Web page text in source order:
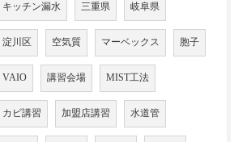
キッチン漏水 三重県 岐阜県
淀川区 空気質 マーベックス 胞子
VAIO 講習会場 MIST工法
カビ講習 加盟店講習 水道管